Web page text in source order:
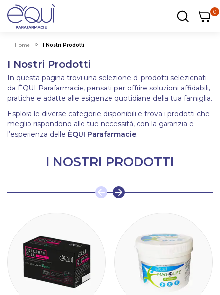
00
Home I Nostri Prodotti
I Nostri Prodotti
In questa pagina trovi una selezione di prodotti selezionati
da ÈQUI Parafarmacie, pensati per offrire soluzioni affidabili,
pratiche e adatte alle esigenze quotidiane della tua famiglia.
Esplora le diverse categorie disponibili e trova i prodotti che
meglio rispondono alle tue necessità, con la garanzia e
l’esperienza delle ÈQUI Parafarmacie.
I NOSTRI PRODOTTI